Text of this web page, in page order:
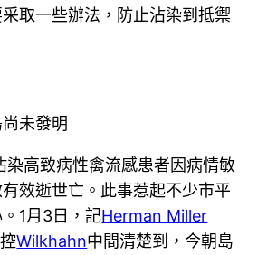
取一些辦法，防止沾染到抵禦
未發明
染高致病性禽流感患者因病情敏
效逝世亡。此事惹起不少市平
1月3日，記Herman Miller
Wilkhahn中間清楚到，今朝島